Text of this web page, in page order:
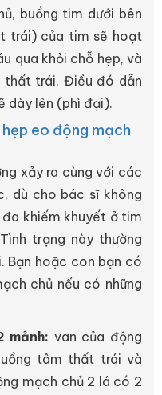
buồng tim dưới bên
trái) của tim sẽ hoạt
qua khỏi chỗ hẹp, và
thất trái. Điều đó dẫn
dày lên (phì đại).
eo động mạch
xảy ra cùng với các
dù cho bác sĩ không
khiếm khuyết ở tim
trạng này thường
Bạn hoặc con bạn có
chủ nếu có những
mảnh: van của động
tâm thất trái và
mạch chủ 2 lá có 2